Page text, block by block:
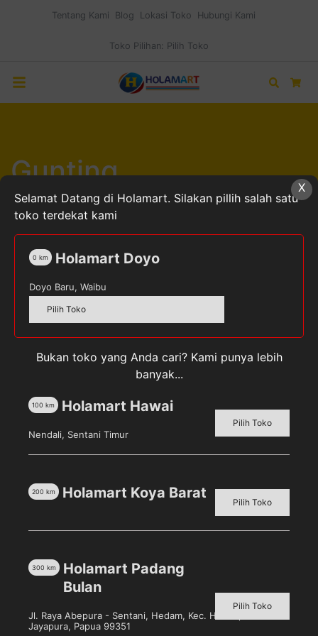
Tentang Kami Blog Lokasi Toko Hubungi Kami
Toko Pilihan: Pilih Toko
Search
Gunting
Home Alat Tulis Kantor
Detail
Warna
harga
X
Selamat Datang di Holamart. Silakan pillih salah satu
toko terdekat kami
Holamart Doyo
0 km
Doyo Baru, Waibu
Pilih Toko
Bukan toko yang Anda cari? Kami punya lebih
banyak...
Holamart Hawai
100 km
Nendali, Sentani Timur
Pilih Toko
Holamart Koya Barat
200 km
Pilih Toko
Holamart Padang
Bulan
300 km
Jl. Raya Abepura - Sentani, Hedam, Kec. Heram, Kota
Jayapura, Papua 99351
Pilih Toko